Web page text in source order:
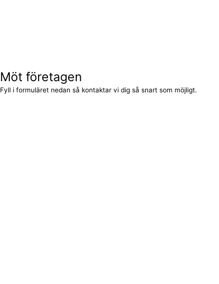
Möt företagen
Fyll i formuläret nedan så kontaktar vi dig så snart som möjligt.